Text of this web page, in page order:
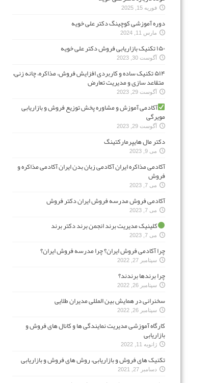
فوریه 15, 2025
دوره آموزشی کوچینگ دکتر علی خویه
مارس 11, 2024
۱۵۰ تکنیک بازاریابی فروش دکتر علی خویه
آگوست 30, 2023
۵۱۴ تکنیک ساده و کاربردی افزایش فروش، مذاکره، چانه زنی،
متقاعد سازی و مدیریت تعارض
آگوست 29, 2023
آکادمی آموزش و مشاوره پخش توزیع فروش و بازاریابی
مویرگی
آگوست 29, 2023
دکتر مال هایپرمارکتینگ
می 9, 2023
آکادمی مذاکره ایران آکادمی زبان بدن ایران آکادمی مذاکره و
فروش
می 7, 2023
آکادمی فروش مدرسه فروش ایران دکتر فروش
می 7, 2023
کلینیک مدیریت برند انجمن برند دکتر برند
می 7, 2023
چرا آکادمی فروش ایران؟ چرا مدرسه فروش ایران؟
سپتامبر 27, 2022
چرا برندها برندند؟
سپتامبر 26, 2022
سخنرانی در همایش بین المللی مدیران طلایی
سپتامبر 26, 2022
کارگاه آموزشی مدیریت نمایندگی ها و کانال های فروش و
بازاریابی
ژانویه 11, 2022
تکنیک های فروش و بازاریابی، روش های فروش و بازاریابی
دسامبر 27, 2021